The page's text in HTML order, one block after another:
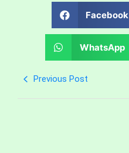
Facebook
WhatsApp
Previous Post